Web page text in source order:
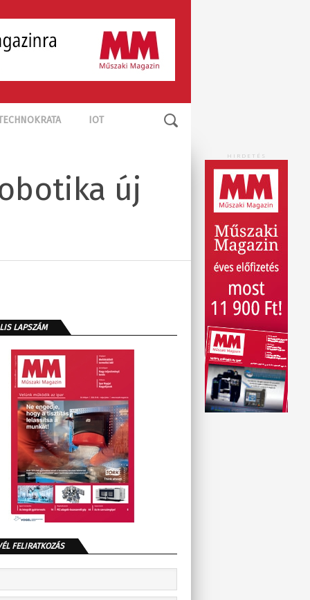
IOT
HIRDETÉS
új
LAPSZÁM
FELIRATKOZÁS